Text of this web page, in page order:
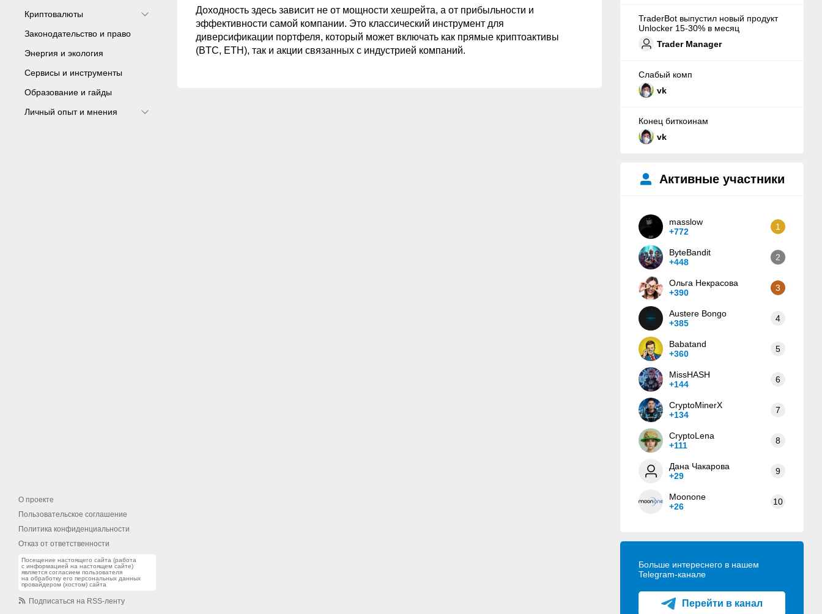
Криптовалюты
Законодательство и право
Энергия и экология
Сервисы и инструменты
Образование и гайды
Личный опыт и мнения
О проекте
Пользовательское соглашение
Политика конфиденциальности
Отказ от ответственности
Посещение настоящего сайта (работа
с информацией на настоящем сайте)
является согласием пользователя
на обработку его персональных данных
провайдером (хостом) сайта
Подписаться на RSS-ленту
Доходность здесь зависит не от мощности хешрейта, а от прибыльности и
эффективности самой компании. Это классический инструмент для
диверсификации портфеля, который может включать как прямые криптоактивы
(BTC, ETH), так и акции связанных с индустрией компаний.
TraderBot выпустил новый продукт
Unlocker 15-30% в месяц
Trader Manager
Слабый комп
vk
Конец биткоинам
vk
Активные участники
masslow
+772
1
ByteBandit
+448
2
Ольга Некрасова
+390
3
Austere Bongo
+385
4
Babatand
+360
5
MissHASH
+144
6
CryptoMinerX
+134
7
CryptoLena
+111
8
Дана Чакарова
+29
9
Moonone
+26
10
Больше интереснего в нашем
Telegram-канале
Перейти в канал